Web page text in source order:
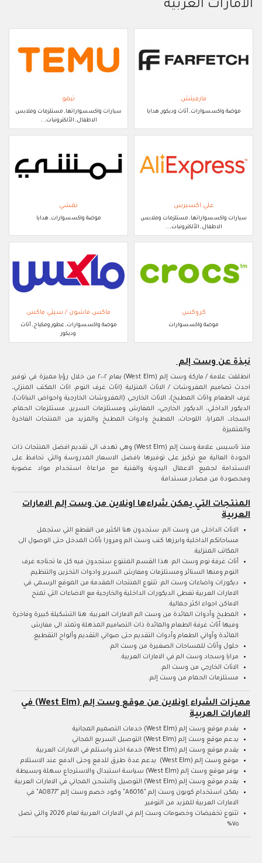
الامارات العربية
فارفيتش
موضة واكسسوارات, أثاث وديكور, هدايا
تيمو
سيارات واكسسواراتها, مستلزمات وملابس
الاطفال, الألكترونيات, ..
علي اكسبرس
سيارات واكسسواراتها, مستلزمات وملابس
الاطفال, الألكترونيات, ..
نمشي
موضة واكسسوارات, هدايا
كروكس
موضة واكسسوارات
ماكس فاشون / سيتي ماكس
موضة واكسسوارات, عطور ومكياج, أثاث
وديكور
نبذة عن وست إلم
انطلقت علامة / ماركة وست إلم (West Elm) بعام ٢٠٠٢ من خلال رؤيا مميزة في توفير
احدث تصاميم المفروشات / الاثاث المنزلية (اثاث غرف النوم، اثاث المكتب المنزلي،
غرف الطعام واثاث المطبخ)، الاثاث الخارجي (المفروشات الخارجية واحواض النباتات)،
الديكور الداخلي، الديكور الخارجي، المفارش ومستلزمات السرير، مستلزمات الحمام،
السجاد، المرايا، اللوحات، المطبخ وادوات المطبخ والمزيد من المنتجات الفاخرة
والمتميزة
منذ تاسيس علامة وست إلم (West Elm) وهي تهدف الى تقديم افضل المنتجات ذات
الجودة العالية مع تركيز على توفيرها بافضل الاسعار المدروسة والتي تحافظ على
الاستدامة لجميع الاعمال اليدوية والفنية مع مراعاة استخدام مواد عضوية
ومحصودة من مصادر مستدامة
المنتجات التي يمكن شراءها اونلاين من وست إلم الامارات
العربية
الاثاث الداخلي من وست الم: ستجدون هنا الكثير من القطع التي ستجمل
مساحاتكم الداخلية وابرزها كنب وست الم ومرورا بأثاث المدخل حتى الوصول الى
المكاتب المنزلية.
أثاث غرفة نوم وست الم: هذا القسم المتنوع ستجدون فيه كل ما تحتاجه غرف
النوم ومنها الستائر ومستلزمات ومفارش السرير وادوات التخزين والتنظيم.
ديكورات واضاءات وست الم: تتنوع المنتجات المقدمة من الموقع الرسمي في
الامارات العربية تغطي الديكورات الداخلية والخارجية مع الاضاءات التي تمنح
الاماكن اجواء اكثر جمالية.
المطبخ وأدوات المائدة من وست الم الامارات العربية: هنا التشكيلة كبيرة وفاخرة
وفيها أثاث غرفة الطعام والمائدة ذات التصاميم المذهلة وتمتد الى مفارش
المائدة وأواني الطعام وأدوات التقديم حتى صواني التقديم وألواح التقطيع.
حلول وأثاث للمساحات الصغيرة من وست الم.
مرايا وسجاد وست الم في الامارات العربية.
الاثاث الخارجي من وست الم.
مستلزمات الحمام من وست إلم.
مميزات الشراء اونلاين من موقع وست إلم (West Elm) في
الامارات العربية
يقدم موقع وست إلم (West Elm) خدمات التصميم المجانية
يدعم موقع وست إلم (West Elm) التوصيل السريع المجاني
يقدم موقع وست إلم (West Elm) خدمة اختر واستلم في الامارات العربية
موقع وست إلم (West Elm) يدعم عدة طرق للدفع وحتى الدفع عند الاستلام
يوفر موقع وست إلم (West Elm) سياسة استبدال والاسترجاع سهلة وبسيطة
يقدم موقع وست إلم (West Elm) التوصيل والشحن المجاني في الامارات العربية
يمكن استخدام كوبون وست إلم "A6016" وكود خصم وست إلم "A0877" في
الامارات العربية للمزيد من التوفير
تتنوع تخفيضات وخصومات وست إلم في الامارات العربية لعام 2026 والتي تصل
٧٥%